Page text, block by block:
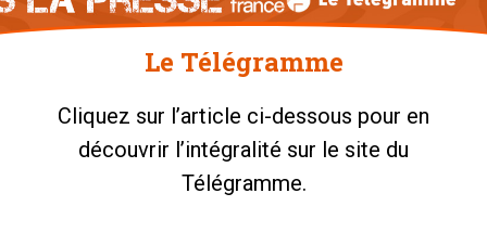
Le Télégramme
Cliquez sur l’article ci-dessous pour en
découvrir l’intégralité sur le site du
Télégramme.